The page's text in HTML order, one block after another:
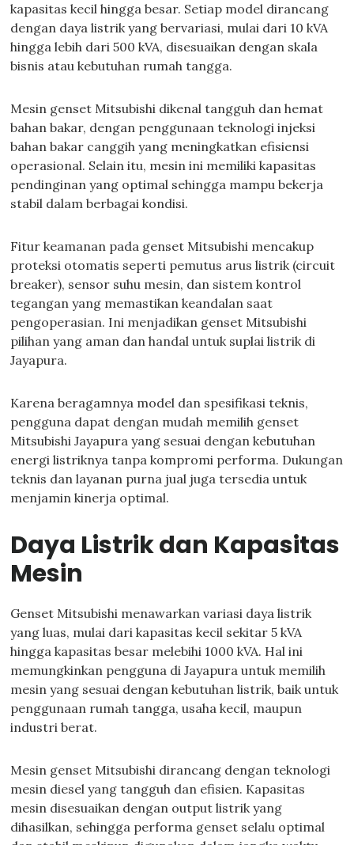
kapasitas kecil hingga besar. Setiap model dirancang
dengan daya listrik yang bervariasi, mulai dari 10 kVA
hingga lebih dari 500 kVA, disesuaikan dengan skala
bisnis atau kebutuhan rumah tangga.
Mesin genset Mitsubishi dikenal tangguh dan hemat
bahan bakar, dengan penggunaan teknologi injeksi
bahan bakar canggih yang meningkatkan efisiensi
operasional. Selain itu, mesin ini memiliki kapasitas
pendinginan yang optimal sehingga mampu bekerja
stabil dalam berbagai kondisi.
Fitur keamanan pada genset Mitsubishi mencakup
proteksi otomatis seperti pemutus arus listrik (circuit
breaker), sensor suhu mesin, dan sistem kontrol
tegangan yang memastikan keandalan saat
pengoperasian. Ini menjadikan genset Mitsubishi
pilihan yang aman dan handal untuk suplai listrik di
Jayapura.
Karena beragamnya model dan spesifikasi teknis,
pengguna dapat dengan mudah memilih genset
Mitsubishi Jayapura yang sesuai dengan kebutuhan
energi listriknya tanpa kompromi performa. Dukungan
teknis dan layanan purna jual juga tersedia untuk
menjamin kinerja optimal.
Daya Listrik dan Kapasitas
Mesin
Genset Mitsubishi menawarkan variasi daya listrik
yang luas, mulai dari kapasitas kecil sekitar 5 kVA
hingga kapasitas besar melebihi 1000 kVA. Hal ini
memungkinkan pengguna di Jayapura untuk memilih
mesin yang sesuai dengan kebutuhan listrik, baik untuk
penggunaan rumah tangga, usaha kecil, maupun
industri berat.
Mesin genset Mitsubishi dirancang dengan teknologi
mesin diesel yang tangguh dan efisien. Kapasitas
mesin disesuaikan dengan output listrik yang
dihasilkan, sehingga performa genset selalu optimal